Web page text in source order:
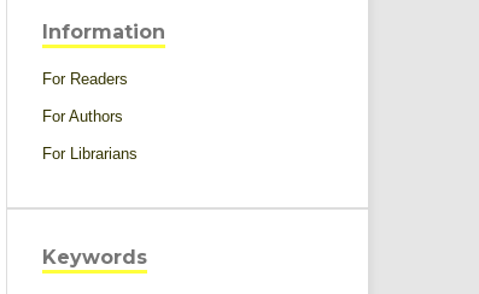
Information
For Readers
For Authors
For Librarians
Keywords